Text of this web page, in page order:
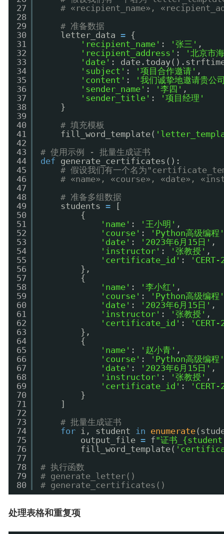
27
28
29
30
31
32
33
34
35
36
37
38
39
40
41
42
43
44
45
46
47
48
49
50
51
52
53
54
55
56
57
58
59
60
61
62
63
64
65
66
67
68
69
70
71
72
73
74
75
76
77
78
79
80
# «recipient_name»,
# 准备数据
letter_data = {
'recipient_name' : '张三' ,
'recipient_address' :
'北京市
'date' :
'subject' : '项目合作邀请' ,
'content' :
'我们诚挚地邀请贵公
'sender_name' : '李四' ,
'sender_title' :
'项目经理'
}
# 填充模板
fill_word_template(
# 使用示例 - 批量生成证书
def
generate_certificates():
# 假设我们有一个名为
# «name», «course», «date»,
# 准备多组数据
students =
{
'name' : '王小明' ,
'course' :
'Python高级编
'date' : '2023年6月15日' ,
'instructor' : '张教授' ,
'certificate_id' :
},
{
'name' : '李小红' ,
'course' :
'Python高级编
'date' : '2023年6月15日' ,
'instructor' : '张教授' ,
'certificate_id' :
},
{
'name' : '赵小青' ,
'course' :
'Python高级编
'date' : '2023年6月15日' ,
'instructor' : '张教授' ,
'certificate_id' :
}
# 批量生成证书
for i, student in enumerate
output_file = f"证书
fill_word_template(
# 执行函数
# generate_letter()
# generate_certificates()
处理表格和重复项